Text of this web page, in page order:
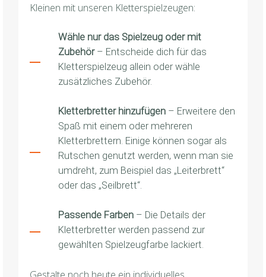
Kleinen mit unseren Kletterspielzeugen:
Wähle nur das Spielzeug oder mit
Zubehör – Entscheide dich für das
Kletterspielzeug allein oder wähle
zusätzliches Zubehör.
Kletterbretter hinzufügen – Erweitere den
Spaß mit einem oder mehreren
Kletterbrettern. Einige können sogar als
Rutschen genutzt werden, wenn man sie
umdreht, zum Beispiel das „Leiterbrett“
oder das „Seilbrett“.
Passende Farben – Die Details der
Kletterbretter werden passend zur
gewählten Spielzeugfarbe lackiert.